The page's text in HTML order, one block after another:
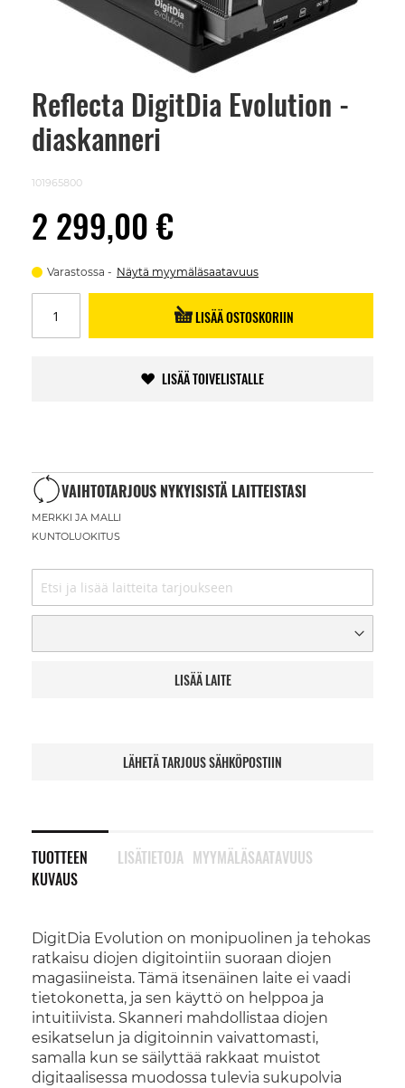
Reflecta DigitDia Evolution -
diaskanneri
101965800
2 299,00 €
Varastossa Näytä myymäläsaatavuus
LISÄÄ OSTOSKORIIN
LISÄÄ TOIVELISTALLE
VAIHTOTARJOUS NYKYISISTÄ LAITTEISTASI
MERKKI JA MALLI
KUNTOLUOKITUS
LISÄÄ LAITE
LÄHETÄ TARJOUS SÄHKÖPOSTIIN
TUOTTEEN
KUVAUS
DigitDia Evolution on monipuolinen ja tehokas
ratkaisu diojen digitointiin suoraan diojen
magasiineista. Tämä itsenäinen laite ei vaadi
tietokonetta, ja sen käyttö on helppoa ja
intuitiivista. Skanneri mahdollistaa diojen
esikatselun ja digitoinnin vaivattomasti,
samalla kun se säilyttää rakkaat muistot
digitaalisessa muodossa tulevia sukupolvia
LISÄTIETOJA MYYMÄLÄSAATAVUUS
Skip
beginning
images